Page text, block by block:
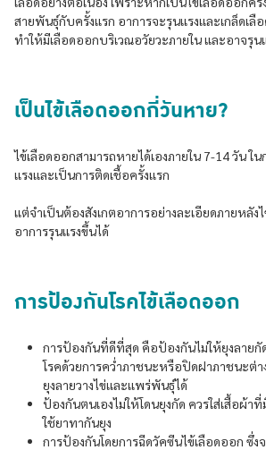
สายพันธุ์กับครั้งเเรก อาการจะรุนเเรงเเละเกล็ดเลื
ทำให้มีเลือดออกบริเวณอวัยวะภายใน และอาจรุนเ
เป็นไข้เลือดออกกี่วันหาย?
ไข้เลือดออกสามารถหายได้เองภายใน 7-14 วัน ใ
เเรงเเละเป็นการติดเชื้อครั้งเเรก
เเต่จำเป็นต้องสังเกตอาการอย่างละเอียดภายหลั
อาการรุนเเรงขึ้นได้
การป้องกันโรคไข้เลือดออก
การป้องกันที่ดีที่สุด คือป้องกันไม่ให้ยุงลายกั
โรคด้วยการคว่ำภาชนะหรือปิดฝาภาชนะต่
ยุงลายวางไข่เเละเเพร่พันธุ์ได้
ป้องกันตนเองไม่ให้โดนยุงกัด ควรใส่เสื้อผ้า
ใช้ยาทากันยุง
การป้องกันโดยการฉีดวัคซีนไข้เลือดออก ซึ่